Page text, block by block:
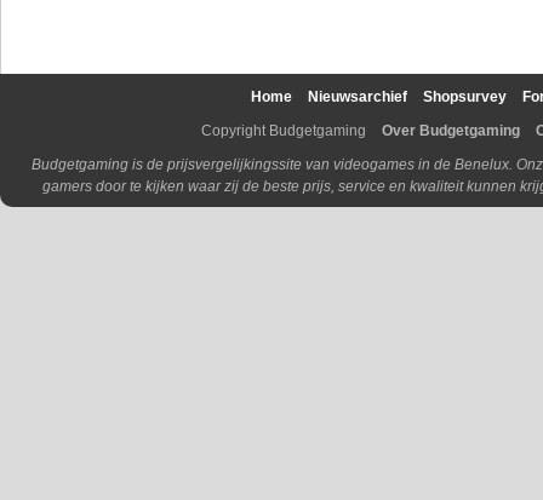
Home Nieuwsarchief Shopsurvey
Copyright Budgetgaming
Over Budgetgaming
Budgetgaming is de prijsvergelijkingssite van videogames in de Benelux.
gamers door te kijken waar zij de beste prijs, service en kwaliteit kunnen